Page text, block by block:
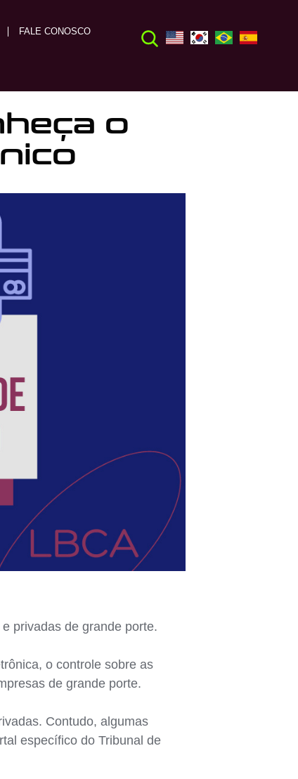
FALE CONOSCO
o
privadas de grande porte.
o controle sobre as
de grande porte.
Contudo, algumas
específico do Tribunal de